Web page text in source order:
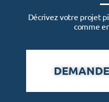
Décrivez votre projet
comme